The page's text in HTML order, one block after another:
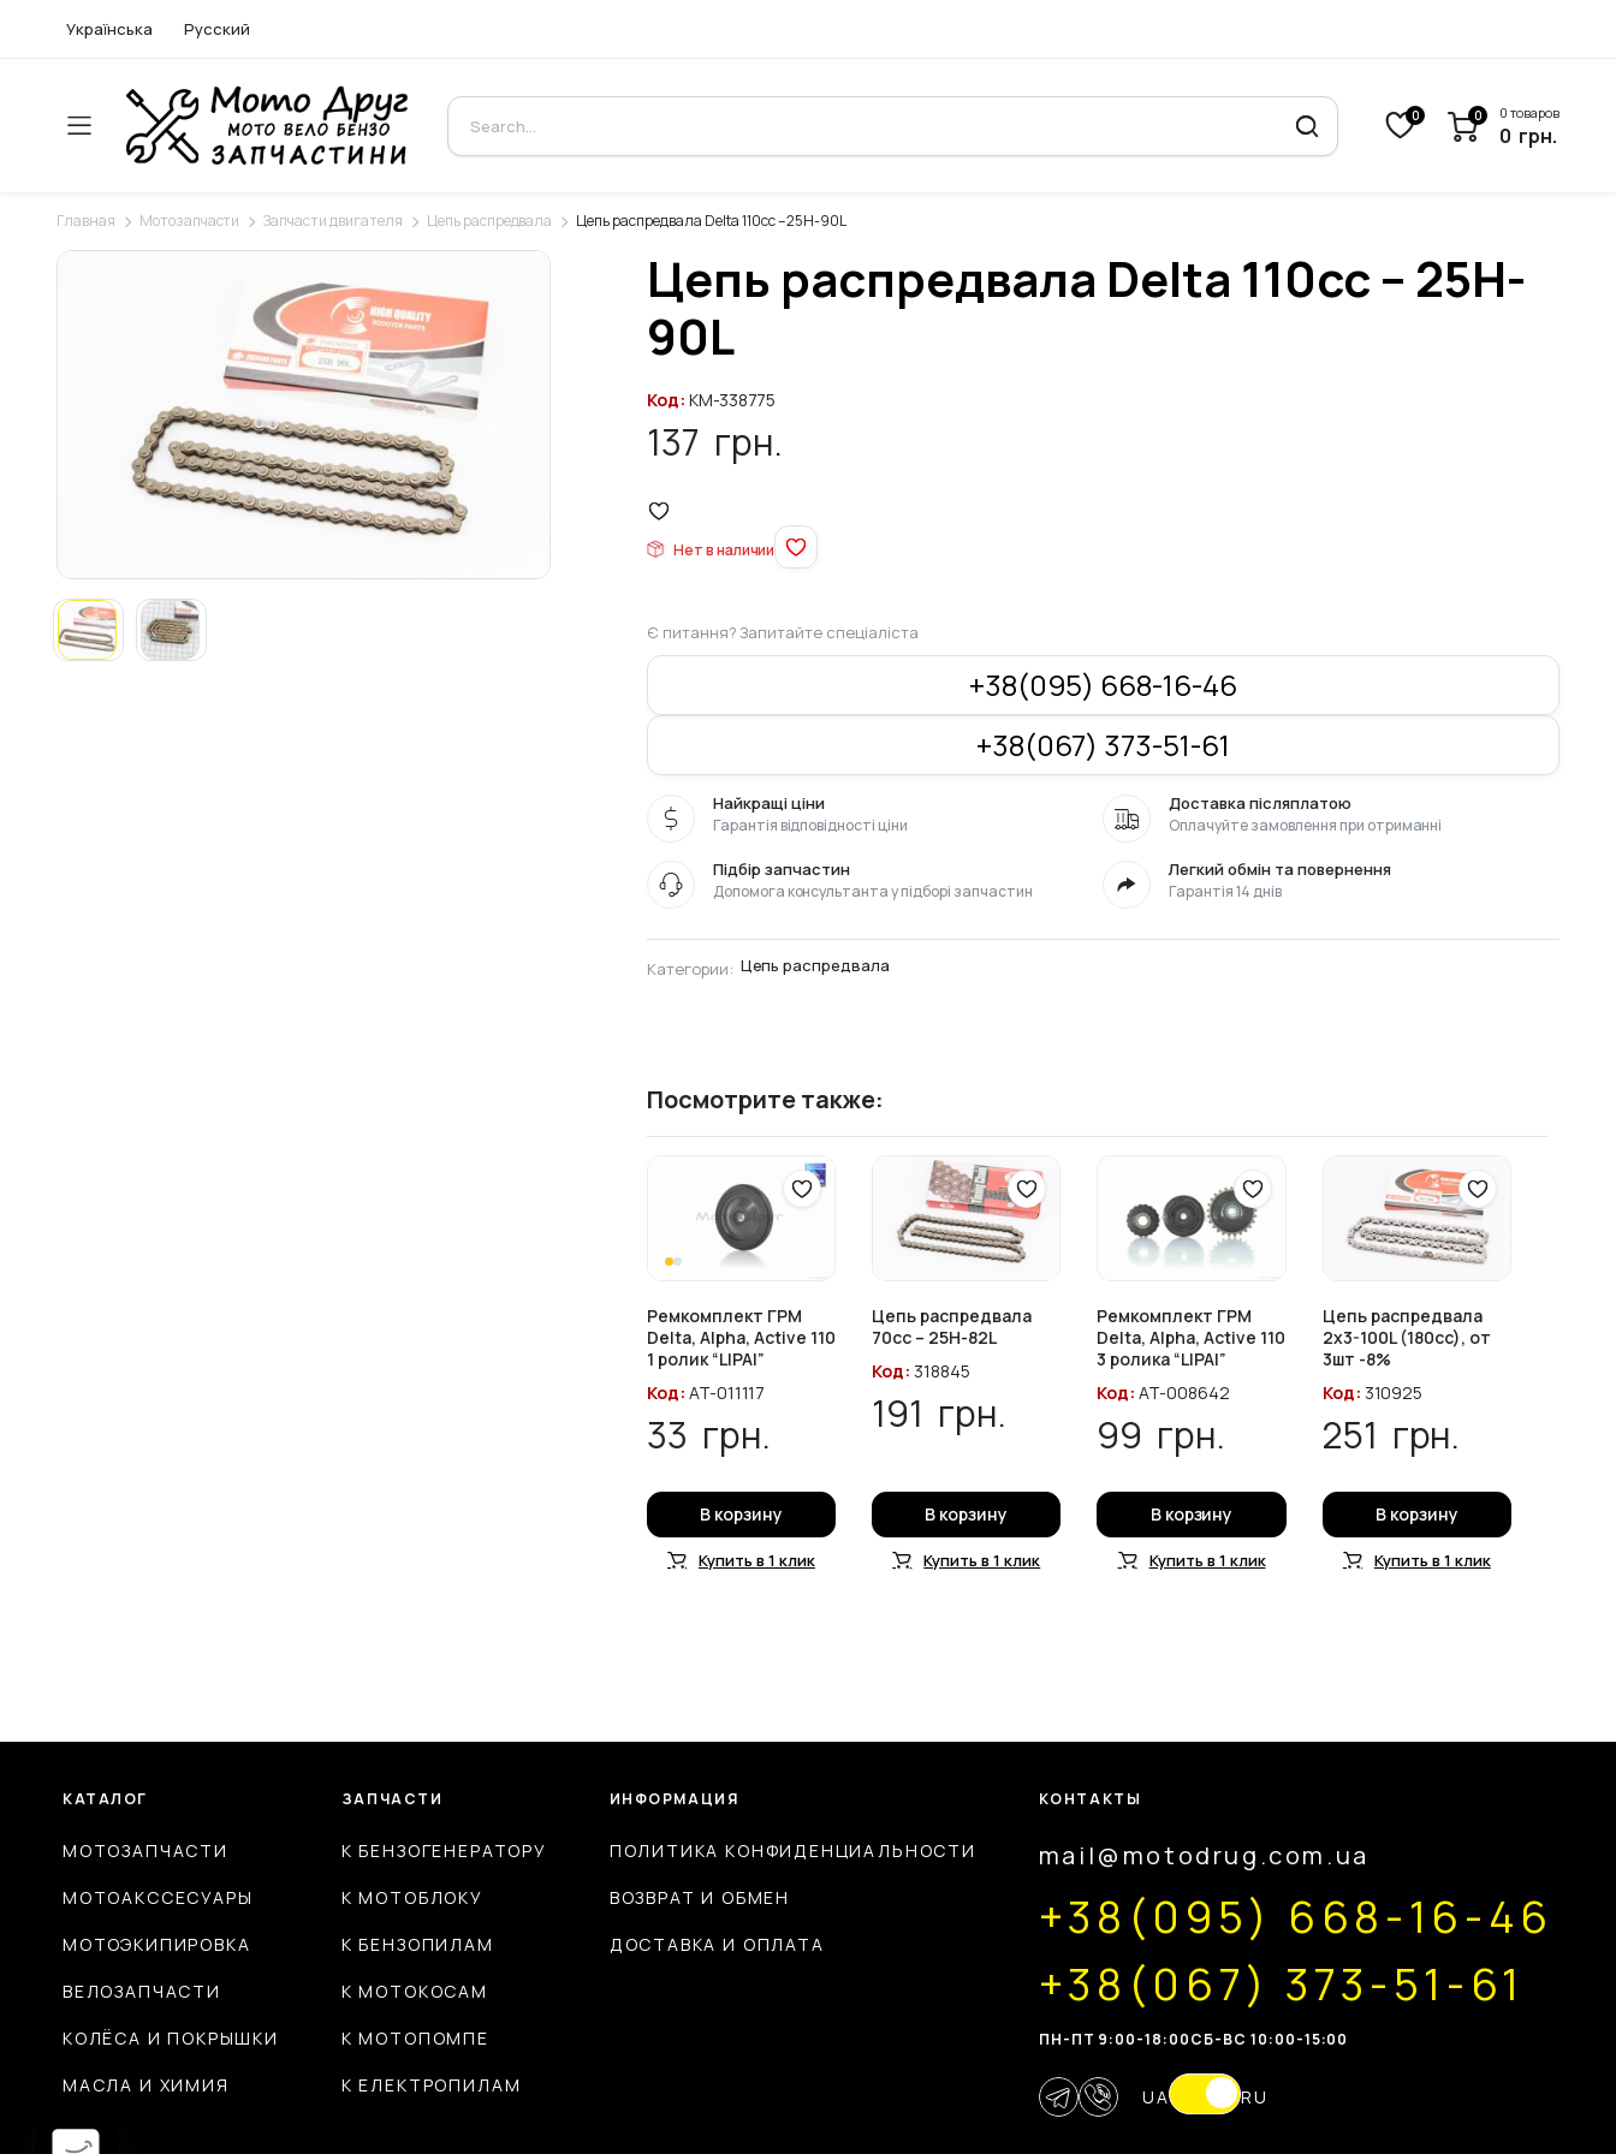
Українська Русский
0 0 0 товаров
0 грн.
Главная Мотозапчасти Запчасти двигателя Цепь распредвала Цепь распредвала Delta 110cc – 25H-90L
Цепь распредвала Delta 110cc – 25H-
90L
Код: KM-338775
137 грн.
Нет в наличии
Є питання? Запитайте спеціаліста
+38(095) 668-16-46
+38(067) 373-51-61
Найкращі ціни
Гарантія відповідності ціни
Доставка післяплатою
Оплачуйте замовлення при отриманні
Підбір запчастин
Допомога консультанта у підборі запчастин
Легкий обмін та повернення
Гарантія 14 днів
Категории: Цепь распредвала
Посмотрите также:
Ремкомплект ГРМ
Delta, Alpha, Active 110
1 ролик “LIPAI”
Код: AT-011117
33 грн.
В корзину
Купить в 1 клик
Цепь распредвала
70cc – 25H-82L
Код: 318845
191 грн.
В корзину
Купить в 1 клик
Ремкомплект ГРМ
Delta, Alpha, Active 110
3 ролика “LIPAI”
Код: AT-008642
99 грн.
В корзину
Купить в 1 клик
Цепь распредвала
2х3-100L (180cc), от
3шт -8%
Код: 310925
251 грн.
В корзину
Купить в 1 клик
КАТАЛОГ
МОТОЗАПЧАСТИ
МОТОАКССЕСУАРЫ
МОТОЭКИПИРОВКА
ВЕЛОЗАПЧАСТИ
КОЛЁСА И ПОКРЫШКИ
МАСЛА И ХИМИЯ
ЗАПЧАСТИ
К БЕНЗОГЕНЕРАТОРУ
К МОТОБЛОКУ
К БЕНЗОПИЛАМ
К МОТОКОСАМ
К МОТОПОМПЕ
К ЕЛЕКТРОПИЛАМ
ИНФОРМАЦИЯ
ПОЛИТИКА КОНФИДЕНЦИАЛЬНОСТИ
ВОЗВРАТ И ОБМЕН
ДОСТАВКА И ОПЛАТА
КОНТАКТЫ
mail@motodrug.com.ua
+38(095) 668-16-46
+38(067) 373-51-61
ПН-ПТ 9:00-18:00CБ-ВС 10:00-15:00
UA RU